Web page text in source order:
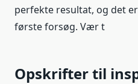
perfekte resultat, og det
første forsøg. Vær t
Opskrifter til